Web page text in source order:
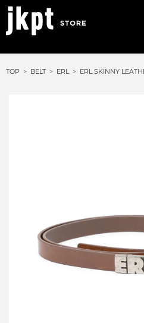
TOP BELT ERL ERL SKINNY